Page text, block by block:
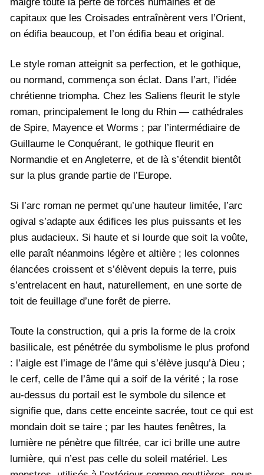
capitaux que les Croisades entraînèrent vers l’Orient,
on édifia beaucoup, et l’on édifia beau et original.
Le style roman atteignit sa perfection, et le gothique,
ou normand, commença son éclat. Dans l’art, l’idée
chrétienne triompha. Chez les Saliens fleurit le style
roman, principalement le long du Rhin — cathédrales
de Spire, Mayence et Worms ; par l’intermédiaire de
Guillaume le Conquérant, le gothique fleurit en
Normandie et en Angleterre, et de là s’étendit bientôt
sur la plus grande partie de l’Europe.
Si l’arc roman ne permet qu’une hauteur limitée, l’arc
ogival s’adapte aux édifices les plus puissants et les
plus audacieux. Si haute et si lourde que soit la voûte,
elle paraît néanmoins légère et altière ; les colonnes
élancées croissent et s’élèvent depuis la terre, puis
s’entrelacent en haut, naturellement, en une sorte de
toit de feuillage d’une forêt de pierre.
Toute la construction, qui a pris la forme de la croix
basilicale, est pénétrée du symbolisme le plus profond
: l’aigle est l’image de l’âme qui s’élève jusqu’à Dieu ;
le cerf, celle de l’âme qui a soif de la vérité ; la rose
au-dessus du portail est le symbole du silence et
signifie que, dans cette enceinte sacrée, tout ce qui est
mondain doit se taire ; par les hautes fenêtres, la
lumière ne pénètre que filtrée, car ici brille une autre
lumière, qui n’est pas celle du soleil matériel. Les